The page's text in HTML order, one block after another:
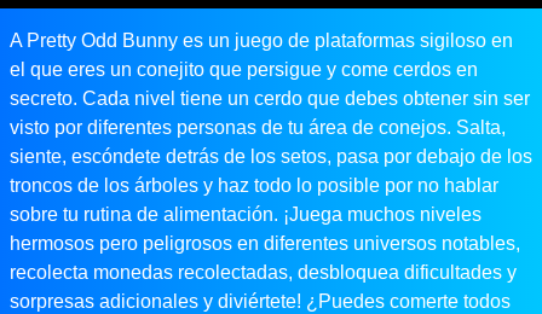
A Pretty Odd Bunny es un juego de plataformas sigiloso en
el que eres un conejito que persigue y come cerdos en
secreto. Cada nivel tiene un cerdo que debes obtener sin ser
visto por diferentes personas de tu área de conejos. Salta,
siente, escóndete detrás de los setos, pasa por debajo de los
troncos de los árboles y haz todo lo posible por no hablar
sobre tu rutina de alimentación. ¡Juega muchos niveles
hermosos pero peligrosos en diferentes universos notables,
recolecta monedas recolectadas, desbloquea dificultades y
sorpresas adicionales y diviértete! ¿Puedes comerte todos